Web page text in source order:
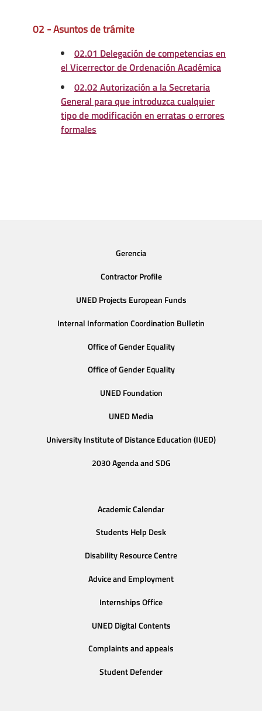
02 - Asuntos de trámite
02.01 Delegación de competencias en
el Vicerrector de Ordenación Académica
02.02 Autorización a la Secretaria
General para que introduzca cualquier
tipo de modificación en erratas o errores
formales
Gerencia
Contractor Profile
UNED Projects European Funds
Internal Information Coordination Bulletin
Office of Gender Equality
Office of Gender Equality
UNED Foundation
UNED Media
University Institute of Distance Education (IUED)
2030 Agenda and SDG
Academic Calendar
Students Help Desk
Disability Resource Centre
Advice and Employment
Internships Office
UNED Digital Contents
Complaints and appeals
Student Defender